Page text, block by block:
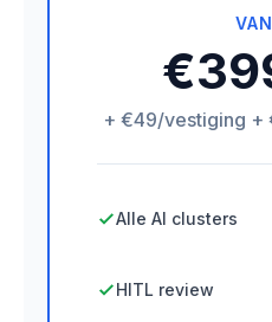
+ €49/vestiging
Alle AI clusters
HITL review